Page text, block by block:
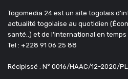
Togomedia 24 est un site togolais
actualité togolaise au quotidien
santé..) et de l'international en temps
Tel : +228 91 06 25 88
Récipissé : N° 0016/HAAC/12-2020/